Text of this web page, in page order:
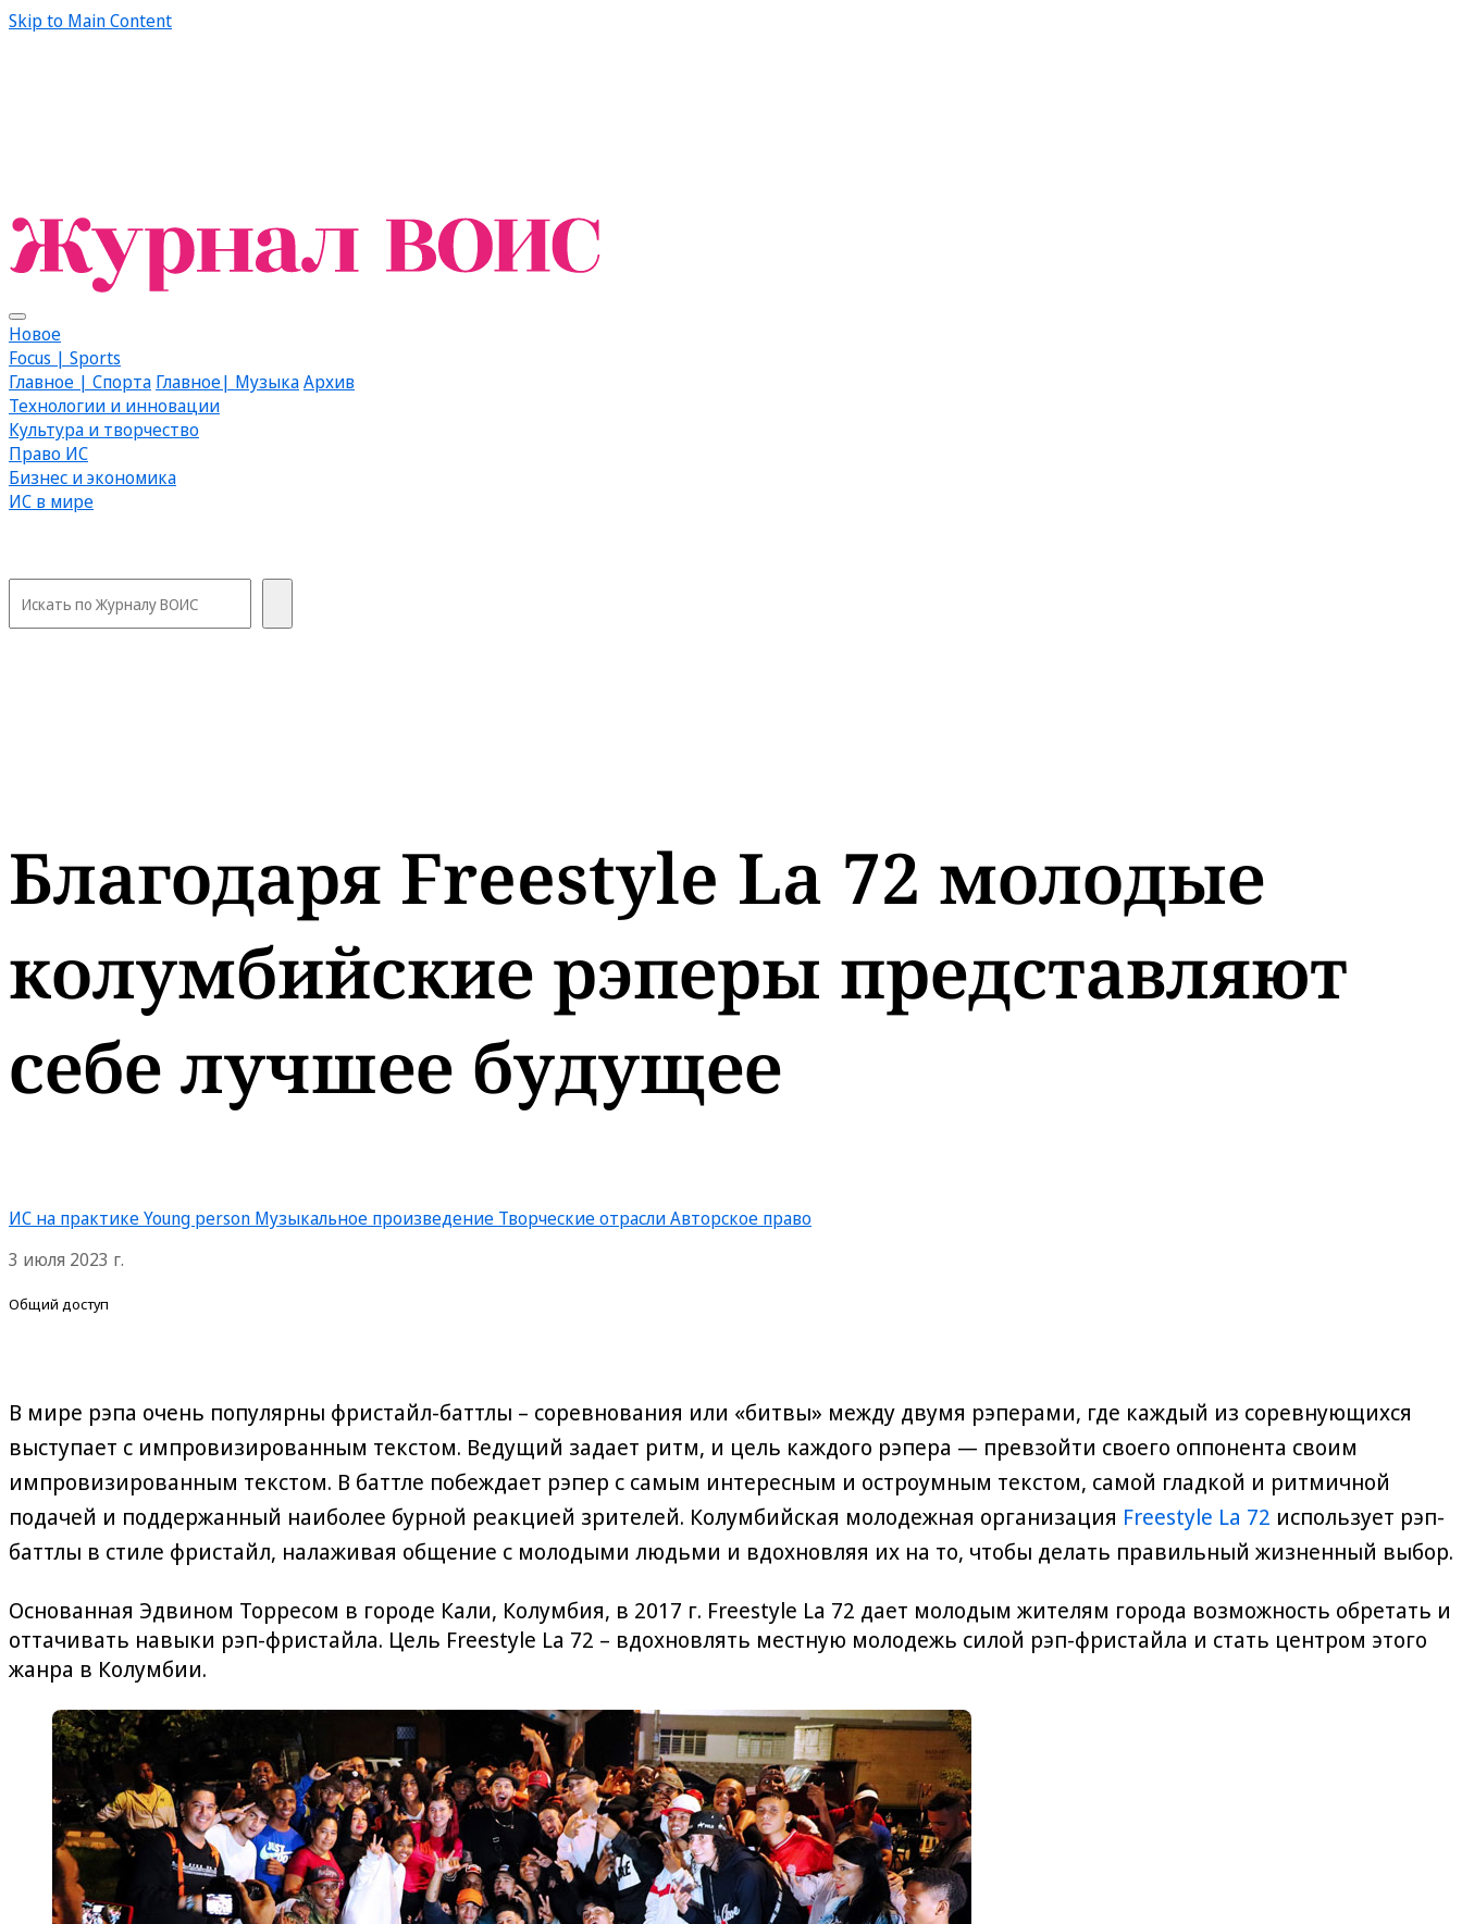
Skip to Main Content
Новое
Focus | Sports
Главное | Спорта Главное| МузыкаАрхив
Технологии и инновации
Культура и творчество
Право ИС
Бизнес и экономика
ИС в мире
Благодаря Freestyle La 72 молодые
колумбийские рэперы представляют
себе лучшее будущее
ИС на практикеYoung person Музыкальное произведение Творческие отраслиАвторское право
3 июля 2023 г.
Общий доступ
В мире рэпа очень популярны фристайл-баттлы – соревнования или «битвы» между двумя рэперами, где каждый из соревнующихся
выступает с импровизированным текстом. Ведущий задает ритм, и цель каждого рэпера — превзойти своего оппонента своим
импровизированным текстом. В баттле побеждает рэпер с самым интересным и остроумным текстом, самой гладкой и ритмичной
подачей и поддержанный наиболее бурной реакцией зрителей. Колумбийская молодежная организация Freestyle La 72 использует рэп-
баттлы в стиле фристайл, налаживая общение с молодыми людьми и вдохновляя их на то, чтобы делать правильный жизненный выбор.
Основанная Эдвином Торресом в городе Кали, Колумбия, в 2017 г. Freestyle La 72 дает молодым жителям города возможность обретать и
оттачивать навыки рэп-фристайла. Цель Freestyle La 72 – вдохновлять местную молодежь силой рэп-фристайла и стать центром этого
жанра в Колумбии.